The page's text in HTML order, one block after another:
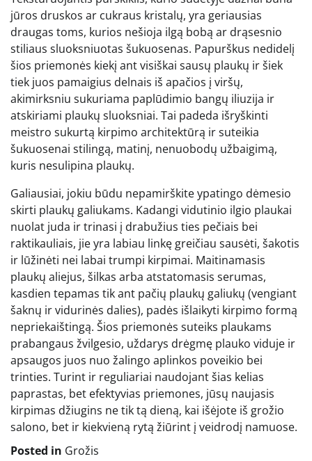
jūros druskos ar cukraus kristalų, yra geriausias
draugas toms, kurios nešioja ilgą bobą ar drąsesnio
stiliaus sluoksniuotas šukuosenas. Papurškus nedidelį
šios priemonės kiekį ant visiškai sausų plaukų ir šiek
tiek juos pamaigius delnais iš apačios į viršų,
akimirksniu sukuriama paplūdimio bangų iliuzija ir
atskiriami plaukų sluoksniai. Tai padeda išryškinti
meistro sukurtą kirpimo architektūrą ir suteikia
šukuosenai stilingą, matinį, nenuobodų užbaigimą,
kuris nesulipina plaukų.
Galiausiai, jokiu būdu nepamirškite ypatingo dėmesio
skirti plaukų galiukams. Kadangi vidutinio ilgio plaukai
nuolat juda ir trinasi į drabužius ties pečiais bei
raktikauliais, jie yra labiau linkę greičiau sausėti, šakotis
ir lūžinėti nei labai trumpi kirpimai. Maitinamasis
plaukų aliejus, šilkas arba atstatomasis serumas,
kasdien tepamas tik ant pačių plaukų galiukų (vengiant
šaknų ir vidurinės dalies), padės išlaikyti kirpimo formą
nepriekaištingą. Šios priemonės suteiks plaukams
prabangaus žvilgesio, uždarys drėgmę plauko viduje ir
apsaugos juos nuo žalingo aplinkos poveikio bei
trinties. Turint ir reguliariai naudojant šias kelias
paprastas, bet efektyvias priemones, jūsų naujasis
kirpimas džiugins ne tik tą dieną, kai išėjote iš grožio
salono, bet ir kiekvieną rytą žiūrint į veidrodį namuose.
Posted in Grožis